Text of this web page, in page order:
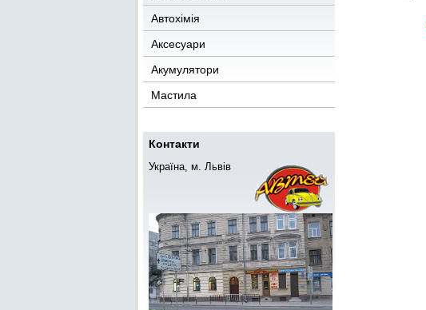
Автохімія
Аксесуари
Акумулятори
Мастила
Контакти
Україна, м. Львів